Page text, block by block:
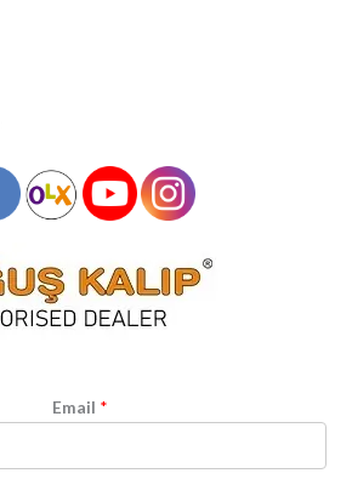
Email *